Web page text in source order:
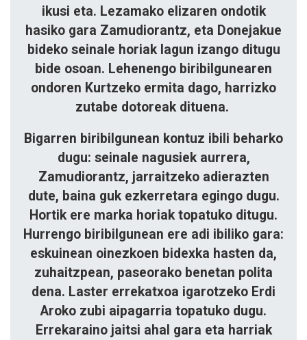
ikusi eta. Lezamako elizaren ondotik
hasiko gara Zamudiorantz, eta Donejakue
bideko seinale horiak lagun izango ditugu
bide osoan. Lehenengo biribilgunearen
ondoren Kurtzeko er­mi­ta dago, harrizko
zutabe dotoreak di­tuena.
Bigarren biribilgunean kontuz ibili beharko
dugu: seinale nagusiek aurrera,
Zamudiorantz, jarraitzeko adierazten
dute, baina guk ezkerretara egingo dugu.
Hortik ere marka horiak topatuko ditugu.
Hurrengo biribilgunean ere adi ibiliko gara:
eskuinean oinezkoen bi­dexka hasten da,
zuhaitzpean, pa­seo­rako benetan polita
dena. Laster errekatxoa igarotzeko Erdi
Aroko zubi aipagarria topatuko dugu.
Errekaraino jaitsi ahal gara eta harriak